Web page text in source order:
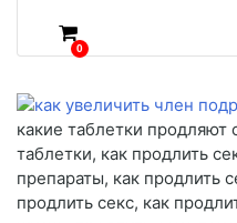
0
какие таблетки продляют
таблетки, как продлить
препараты, как продлить
продлить секс, как